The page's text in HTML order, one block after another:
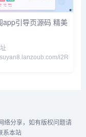
前台模板前端页面很好的
和手机浏览器以及微信
下单邮件通知，带投诉
教程...
app引导页源码 精美
络分享，如有版权问题请
系本站